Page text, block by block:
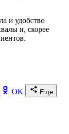
и удобство
и, скорее
OK
Еще